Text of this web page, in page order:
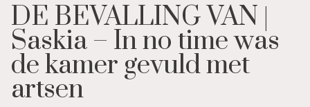
DE BEVALLING VAN |
Saskia – In no time was
de kamer gevuld met
artsen